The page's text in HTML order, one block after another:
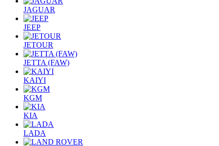
JAGUAR
JEEP
JETOUR
JETTA (FAW)
KAIYI
KGM
KIA
LADA